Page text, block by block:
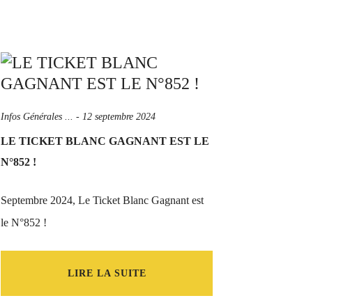
Infos Générales ... - 12 septembre 2024
LE TICKET BLANC GAGNANT EST LE
N°852 !
Septembre 2024, Le Ticket Blanc Gagnant est
le N°852 !
LIRE LA SUITE